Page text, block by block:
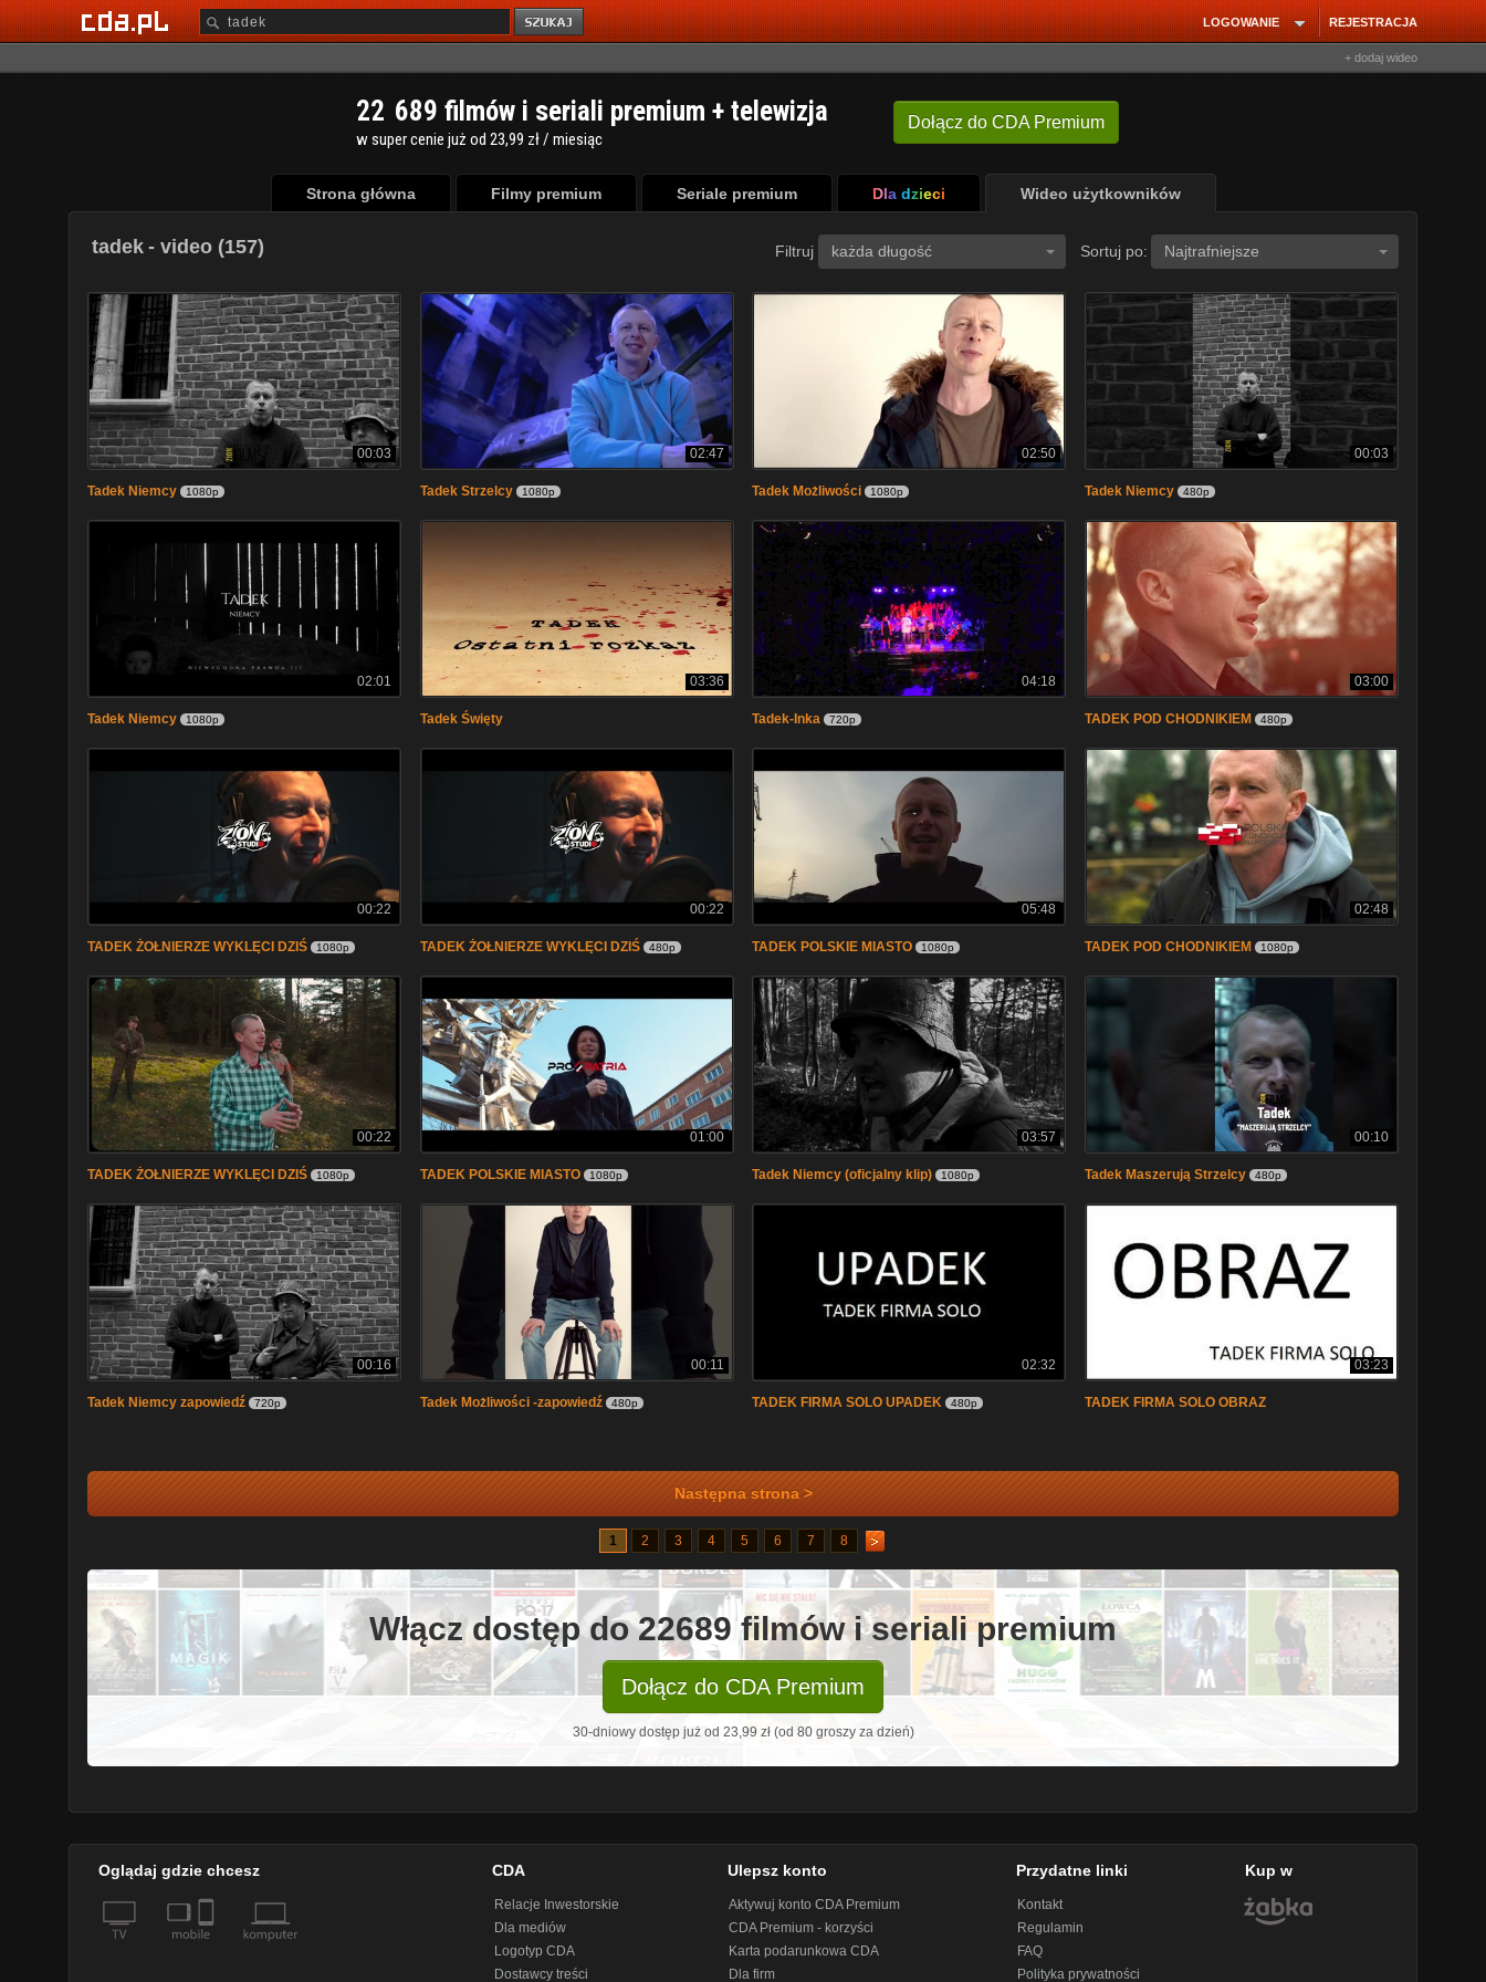
REJESTRACJA
LOGOWANIE
+ dodaj wideo
Dołącz do CDA Premium
22 689 filmów i seriali premium + telewizja
w super cenie już od 23,99 zł / miesiąc
Strona główna Filmy premium Seriale premium Dla dzieci Wideo użytkowników
tadek - video (157) Filtruj każda długość Sortuj po: Najtrafniejsze
00:03
Tadek Niemcy 1080p
02:47
Tadek Strzelcy 1080p
02:50
Tadek Możliwości 1080p
00:03
Tadek Niemcy 480p
02:01
Tadek Niemcy 1080p
03:36
Tadek Święty
04:18
Tadek-Inka 720p
03:00
TADEK POD CHODNIKIEM 480p
00:22
TADEK ŻOŁNIERZE WYKLĘCI DZIŚ 1080p
00:22
TADEK ŻOŁNIERZE WYKLĘCI DZIŚ 480p
05:48
TADEK POLSKIE MIASTO 1080p
02:48
TADEK POD CHODNIKIEM 1080p
00:22
TADEK ŻOŁNIERZE WYKLĘCI DZIŚ 1080p
01:00
TADEK POLSKIE MIASTO 1080p
03:57
Tadek Niemcy (oficjalny klip) 1080p
00:10
Tadek Maszerują Strzelcy 480p
00:16
Tadek Niemcy zapowiedź 720p
00:11
Tadek Możliwości -zapowiedź 480p
02:32
TADEK FIRMA SOLO UPADEK 480p
03:23
TADEK FIRMA SOLO OBRAZ
Następna strona >
1 2 3 4 5 6 7 8
Włącz dostęp do 22689 filmów i seriali premium
Dołącz do CDA Premium
30-dniowy dostęp już od 23,99 zł (od 80 groszy za dzień)
Oglądaj gdzie chcesz CDA
Relacje Inwestorskie
Dla mediów
Logotyp CDA
Dostawcy treści
Ulepsz konto
Aktywuj konto CDA Premium
CDA Premium - korzyści
Karta podarunkowa CDA
Dla firm
Przydatne linki
Kontakt
Regulamin
FAQ
Polityka prywatności
Kup w